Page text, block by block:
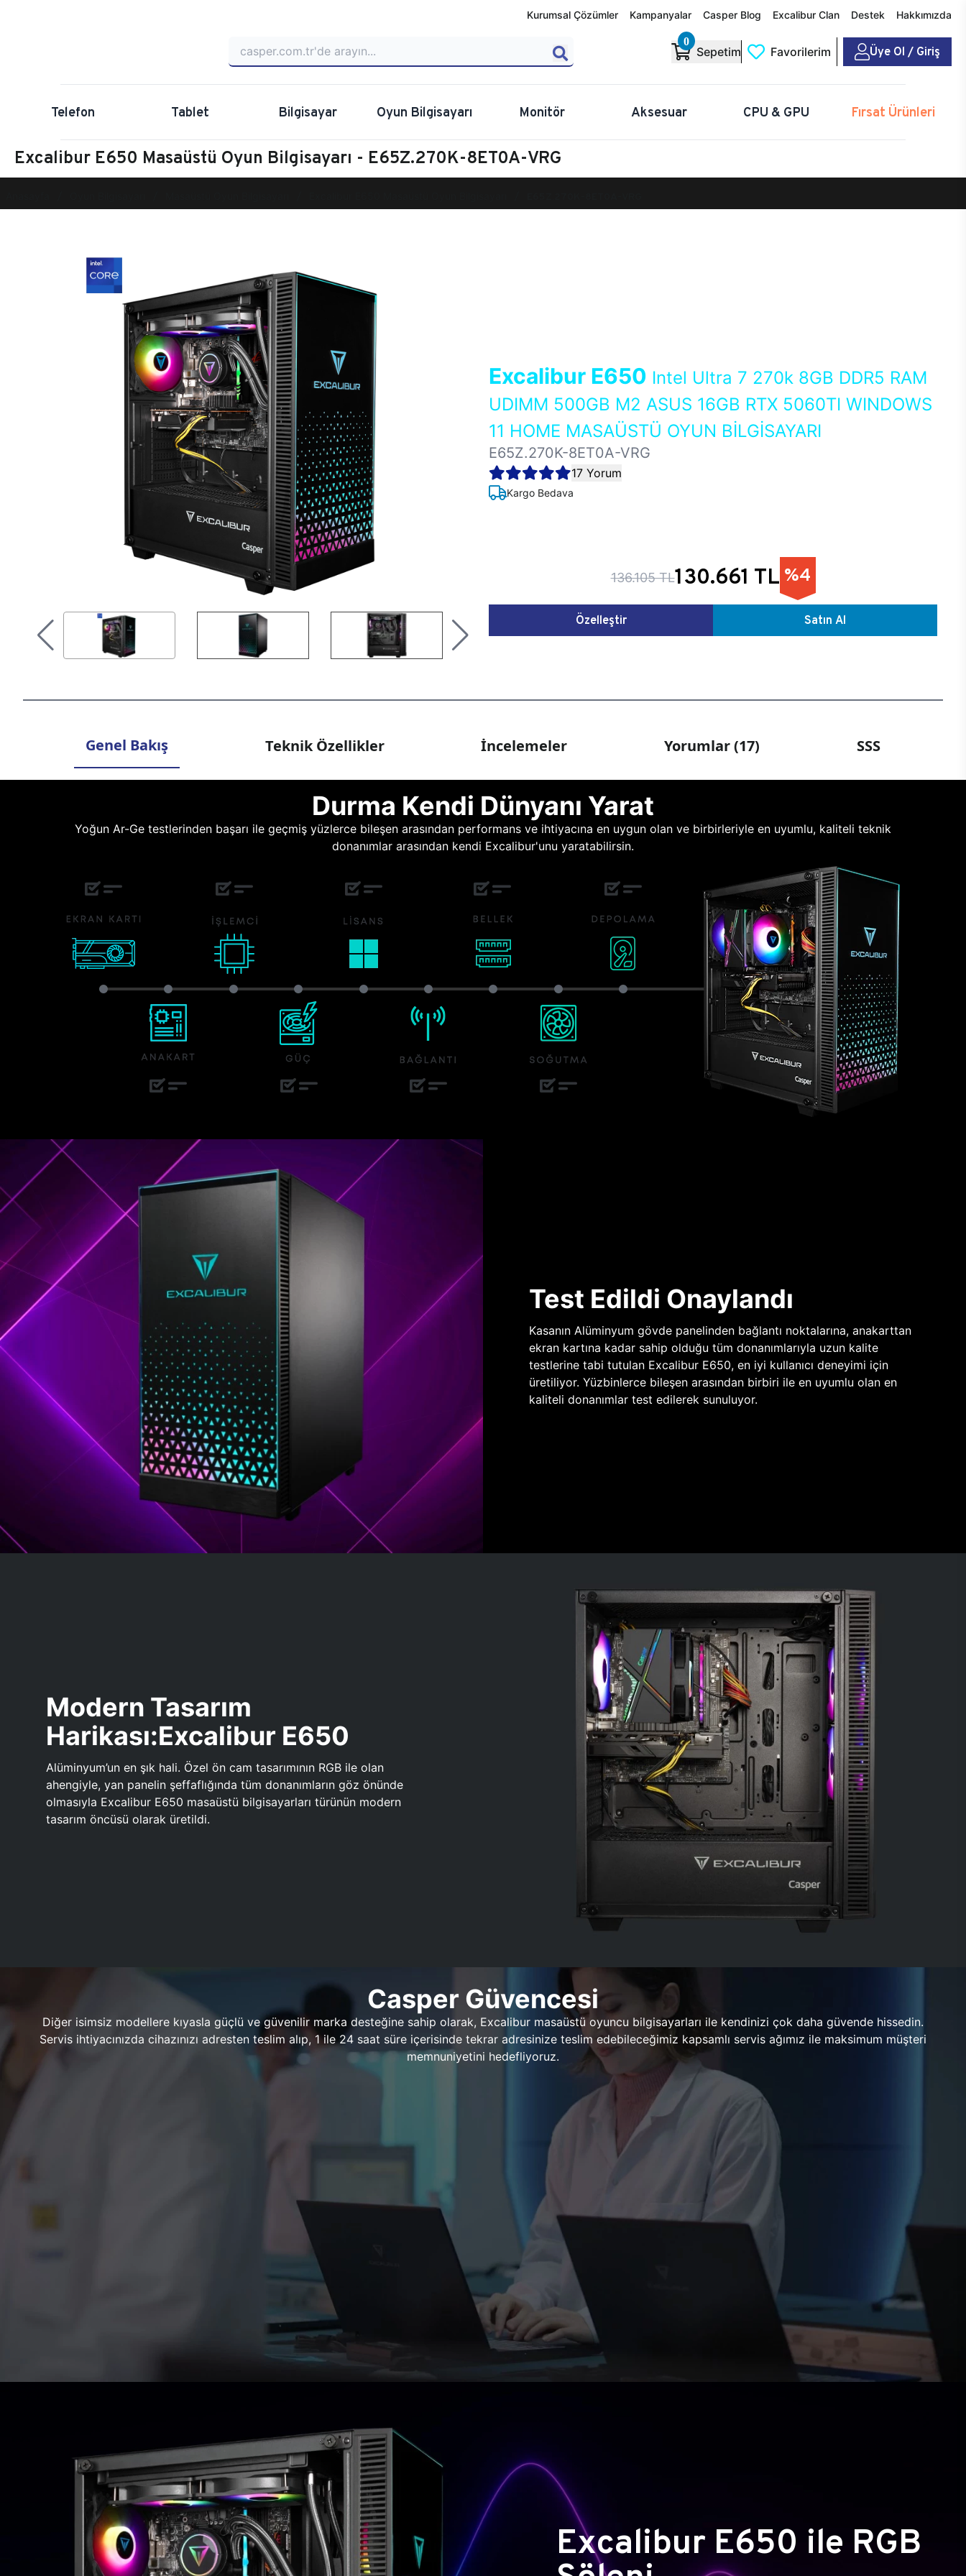
Kurumsal Çözümler Kampanyalar Casper Blog Excalibur Clan Destek Hakkımızda
0
Sepetim Favorilerim Üye Ol / Giriş
Telefon Tablet Bilgisayar Oyun Bilgisayarı Monitör Aksesuar CPU & GPU Fırsat Ürünleri
Excalibur E650 Masaüstü Oyun Bilgisayarı - E65Z.270K-8ET0A-VRG
Excalibur E650 Intel Ultra 7 270k 8GB DDR5 RAM
UDIMM 500GB M2 ASUS 16GB RTX 5060TI WINDOWS
11 HOME MASAÜSTÜ OYUN BİLGİSAYARI
E65Z.270K-8ET0A-VRG
17 Yorum
Kargo Bedava
136.105 TL130.661 TL %4
Özelleştir Satın Al
Genel Bakış Teknik Özellikler İncelemeler Yorumlar (17) SSS
Durma Kendi Dünyanı Yarat
Yoğun Ar-Ge testlerinden başarı ile geçmiş yüzlerce bileşen arasından performans ve ihtiyacına en uygun olan ve birbirleriyle en uyumlu, kaliteli teknik
donanımlar arasından kendi Excalibur'unu yaratabilirsin.
Test Edildi Onaylandı
Kasanın Alüminyum gövde panelinden bağlantı noktalarına, anakarttan
ekran kartına kadar sahip olduğu tüm donanımlarıyla uzun kalite
testlerine tabi tutulan Excalibur E650, en iyi kullanıcı deneyimi için
üretiliyor. Yüzbinlerce bileşen arasından birbiri ile en uyumlu olan en
kaliteli donanımlar test edilerek sunuluyor.
Modern Tasarım
Harikası:Excalibur E650
Alüminyum’un en şık hali. Özel ön cam tasarımının RGB ile olan
ahengiyle, yan panelin şeffaflığında tüm donanımların göz önünde
olmasıyla Excalibur E650 masaüstü bilgisayarları türünün modern
tasarım öncüsü olarak üretildi.
Casper Güvencesi
Diğer isimsiz modellere kıyasla güçlü ve güvenilir marka desteğine sahip olarak, Excalibur masaüstü oyuncu bilgisayarları ile kendinizi çok daha güvende hissedin.
Servis ihtiyacınızda cihazınızı adresten teslim alıp, 1 ile 24 saat süre içerisinde tekrar adresinize teslim edebileceğimiz kapsamlı servis ağımız ile maksimum müşteri
memnuniyetini hedefliyoruz.
Excalibur E650 ile RGB